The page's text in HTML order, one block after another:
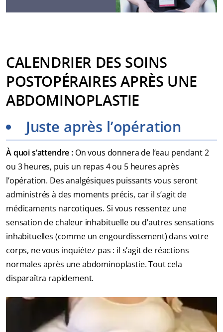
CALENDRIER DES SOINS
POSTOPÉRAIRES APRÈS UNE
ABDOMINOPLASTIE
Juste après l’opération
À quoi s’attendre : On vous donnera de l’eau pendant 2
ou 3 heures, puis un repas 4 ou 5 heures après
l’opération. Des analgésiques puissants vous seront
administrés à des moments précis, car il s’agit de
médicaments narcotiques. Si vous ressentez une
sensation de chaleur inhabituelle ou d’autres sensations
inhabituelles (comme un engourdissement) dans votre
corps, ne vous inquiétez pas : il s’agit de réactions
normales après une abdominoplastie. Tout cela
disparaîtra rapidement.